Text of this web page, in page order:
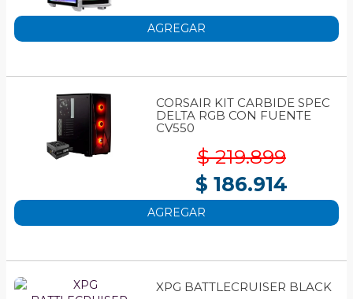
AGREGAR
CORSAIR KIT CARBIDE SPEC
DELTA RGB CON FUENTE
CV550
$ 219.899
$ 186.914
AGREGAR
XPG BATTLECRUISER BLACK